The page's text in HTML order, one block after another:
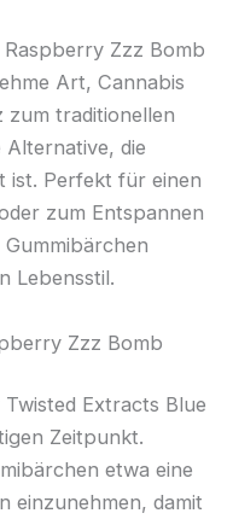
Zzz Bomb
Art, Cannabis
zum traditionellen
Alternative, die
ist. Perfekt für einen
zum Entspannen
Gummibärchen
Lebensstil.
Zzz Bomb
Extracts Blue
Zeitpunkt.
etwa eine
einzunehmen, damit